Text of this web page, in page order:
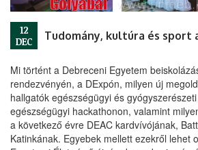
12
DEC
Mi történt a Debreceni Egyetem
rendezvényén, a DExpón, milyen új
hallgatók egészségügyi és
egészségügyi hackathonon, valamint
a következő évre DEAC kardvívójának,
Katinkának. Egyebek mellett ezekről lehet